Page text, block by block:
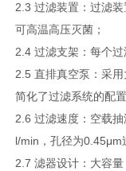
2.3 过滤装置：过滤
可高温高压灭菌；
2.4 过滤支架：每个
2.5 直排真空泵：采
简化了过滤系统的配
2.6 过滤速度：空载
l/min，孔径为0.45μm
2.7 滤器设计：大容